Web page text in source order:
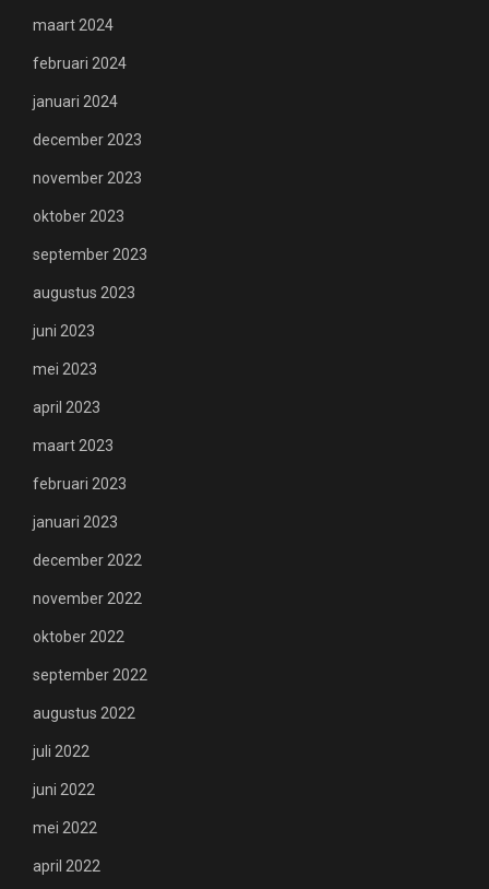
maart 2024
februari 2024
januari 2024
december 2023
november 2023
oktober 2023
september 2023
augustus 2023
juni 2023
mei 2023
april 2023
maart 2023
februari 2023
januari 2023
december 2022
november 2022
oktober 2022
september 2022
augustus 2022
juli 2022
juni 2022
mei 2022
april 2022